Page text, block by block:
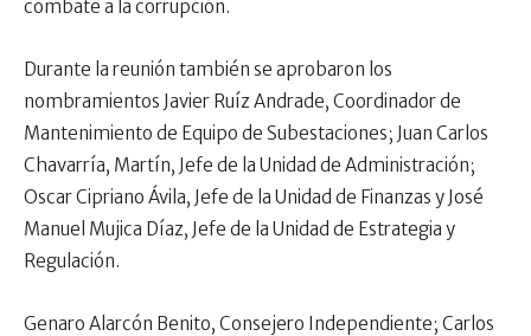
combate a la corrupción.
Durante la reunión también se aprobaron los
nombramientos Javier Ruíz Andrade, Coordinador de
Mantenimiento de Equipo de Subestaciones; Juan Carlos
Chavarría, Martín, Jefe de la Unidad de Administración;
Oscar Cipriano Ávila, Jefe de la Unidad de Finanzas y José
Manuel Mujica Díaz, Jefe de la Unidad de Estrategia y
Regulación.
Genaro Alarcón Benito, Consejero Independiente; Carlos